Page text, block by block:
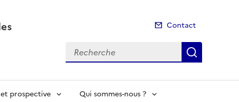
Contact
Recherche
prospective Qui sommes-nous ?